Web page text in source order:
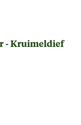
- Kruimeldief